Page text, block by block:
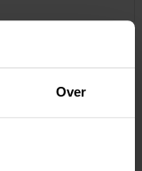
Over
(visvoer,